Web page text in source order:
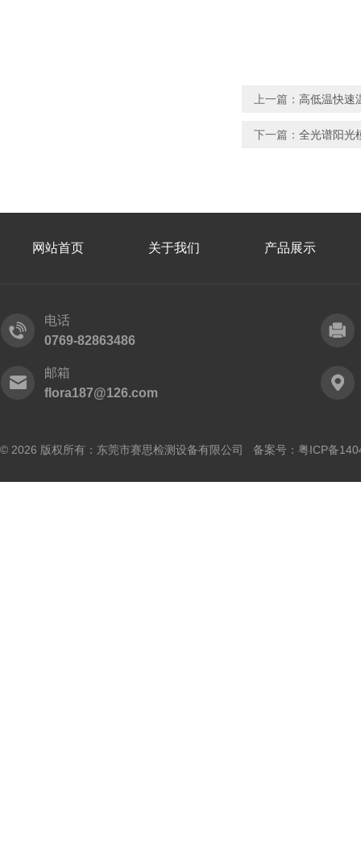
上一篇： 高低温快速
下一篇： 全光谱阳光
网站首页 关于我们 产品展示
电话
0769-82863486
邮箱
flora187@126.com
© 2026 版权所有：东莞市赛思检测设备有限公司 备案号： 粤ICP备